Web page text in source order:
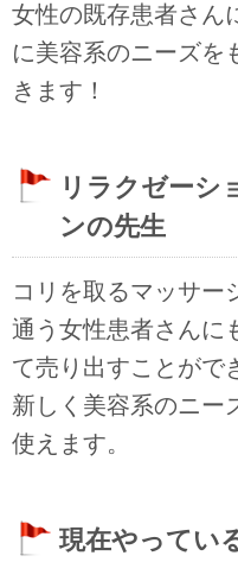
女性の既存患者さん
に美容系のニーズを
きます！
リラクゼーシ
ンの先生
コリを取るマッサー
通う女性患者さんに
て売り出すことがで
新しく美容系のニー
使えます。
現在やってい